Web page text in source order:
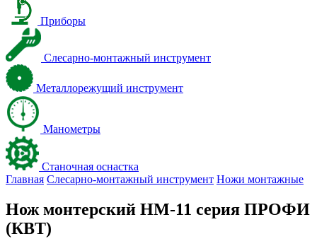
Приборы
Слесарно-монтажный инструмент
Металлорежущий инструмент
Манометры
Станочная оснастка
Главная Слесарно-монтажный инструмент Ножи монтажные
Нож монтерский НМ-11 серия ПРОФИ
(КВТ)